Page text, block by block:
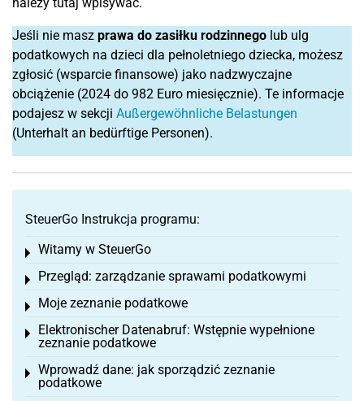
należy tutaj wpisywać.
Jeśli nie masz prawa do zasiłku rodzinnego lub ulg
podatkowych na dzieci dla pełnoletniego dziecka, możesz
zgłosić (wsparcie finansowe) jako nadzwyczajne
obciążenie (2024 do 982 Euro miesięcznie). Te informacje
podajesz w sekcji Außergewöhnliche Belastungen
(Unterhalt an bedürftige Personen).
SteuerGo Instrukcja programu:
Witamy w SteuerGo
Toggle menu
Przegląd: zarządzanie sprawami podatkowymi
Toggle menu
Moje zeznanie podatkowe
Toggle menu
Elektronischer Datenabruf: Wstępnie wypełnione
zeznanie podatkowe
Toggle menu
Wprowadź dane: jak sporządzić zeznanie
podatkowe
Toggle menu